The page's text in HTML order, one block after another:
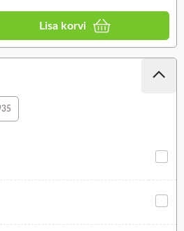
Lisa korvi